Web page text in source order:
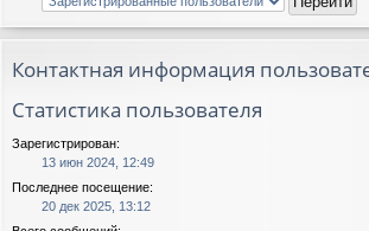
Контактная информация
Статистика пользователя
Зарегистрирован:
13 июн 2024, 12:49
Последнее посещение:
20 дек 2025, 13:12